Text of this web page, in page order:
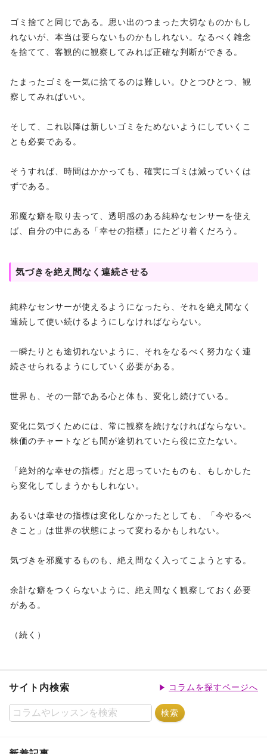
ゴミ捨てと同じである。思い出のつまった大切なものかもし
れないが、本当は要らないものかもしれない。なるべく雑念
を捨てて、客観的に観察してみれば正確な判断ができる。
たまったゴミを一気に捨てるのは難しい。ひとつひとつ、観
察してみればいい。
そして、これ以降は新しいゴミをためないようにしていくこ
とも必要である。
そうすれば、時間はかかっても、確実にゴミは減っていくは
ずである。
邪魔な癖を取り去って、透明感のある純粋なセンサーを使え
ば、自分の中にある「幸せの指標」にたどり着くだろう。
気づきを絶え間なく連続させる
純粋なセンサーが使えるようになったら、それを絶え間なく
連続して使い続けるようにしなければならない。
一瞬たりとも途切れないように、それをなるべく努力なく連
続させられるようにしていく必要がある。
世界も、その一部である心と体も、変化し続けている。
変化に気づくためには、常に観察を続けなければならない。
株価のチャートなども間が途切れていたら役に立たない。
「絶対的な幸せの指標」だと思っていたものも、もしかした
ら変化してしまうかもしれない。
あるいは幸せの指標は変化しなかったとしても、「今やるべ
きこと」は世界の状態によって変わるかもしれない。
気づきを邪魔するものも、絶え間なく入ってこようとする。
余計な癖をつくらないように、絶え間なく観察しておく必要
がある。
（続く）
サイト内検索 コラムを探すページへ